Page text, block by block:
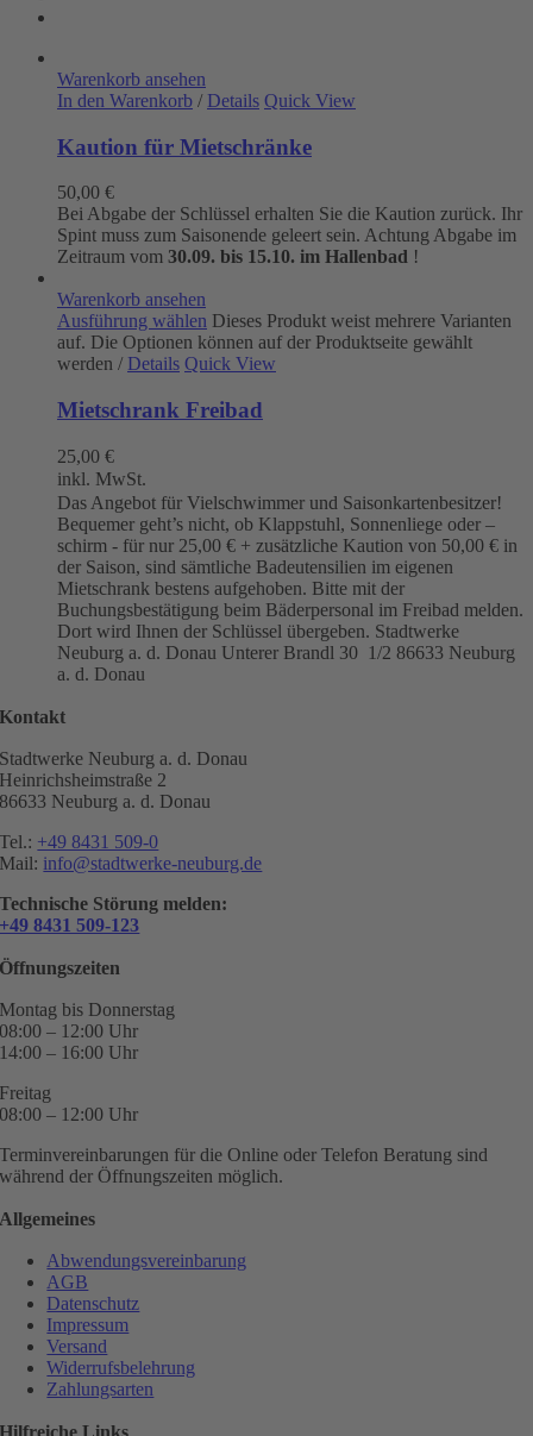
Warenkorb ansehen
In den Warenkorb / Details Quick View
Kaution für Mietschränke
50,00 €
Bei Abgabe der Schlüssel erhalten Sie die Kaution zurück. Ihr
Spint muss zum Saisonende geleert sein. Achtung Abgabe im
Zeitraum vom 30.09. bis 15.10. im Hallenbad !
Warenkorb ansehen
Ausführung wählen Dieses Produkt weist mehrere Varianten
auf. Die Optionen können auf der Produktseite gewählt
werden / Details Quick View
Mietschrank Freibad
25,00 €
inkl. MwSt.
Das Angebot für Vielschwimmer und Saisonkartenbesitzer!
Bequemer geht’s nicht, ob Klappstuhl, Sonnenliege oder –
schirm - für nur 25,00 € + zusätzliche Kaution von 50,00 € in
der Saison, sind sämtliche Badeutensilien im eigenen
Mietschrank bestens aufgehoben. Bitte mit der
Buchungsbestätigung beim Bäderpersonal im Freibad melden.
Dort wird Ihnen der Schlüssel übergeben. Stadtwerke
Neuburg a. d. Donau Unterer Brandl 30 1/2 86633 Neuburg
a. d. Donau
Kontakt
Stadtwerke Neuburg a. d. Donau
Heinrichsheimstraße 2
86633 Neuburg a. d. Donau
Tel.: +49 8431 509-0
Mail: info@stadtwerke-neuburg.de
Technische Störung melden:
+49 8431 509-123
Öffnungszeiten
Montag bis Donnerstag
08:00 – 12:00 Uhr
14:00 – 16:00 Uhr
Freitag
08:00 – 12:00 Uhr
Terminvereinbarungen für die Online oder Telefon Beratung sind
während der Öffnungszeiten möglich.
Allgemeines
Abwendungsvereinbarung
AGB
Datenschutz
Impressum
Versand
Widerrufsbelehrung
Zahlungsarten
Hilfreiche Links